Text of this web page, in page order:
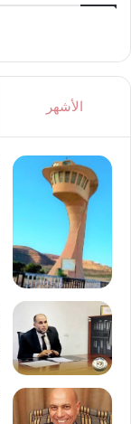
الأشهر